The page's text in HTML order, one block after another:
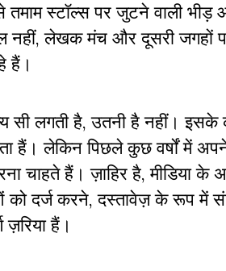
स्टॉल्स पर जुटने वाली
नहीं, लेखक मंच और दूसरी
हैं।
सी लगती है, उतनी है नहीं।
हैं। लेकिन पिछले कुछ वर्षों में
चाहते हैं। ज़ाहिर है, मीडिया के
को दर्ज करने, दस्तावेज़ के रूप में
हैं।